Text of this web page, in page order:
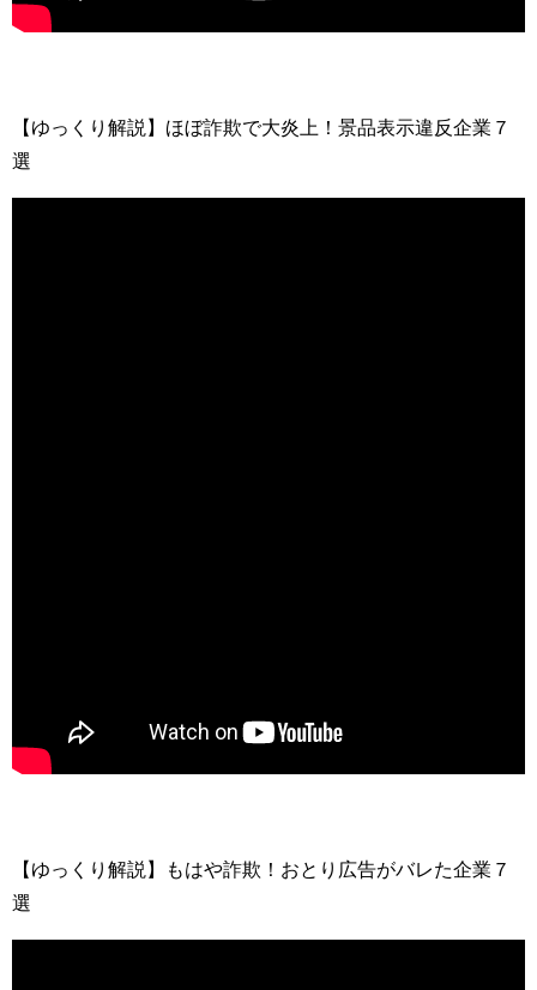
【ゆっくり解説】ほぼ詐欺で大炎上！景品表示違反企業７
選
【ゆっくり解説】もはや詐欺！おとり広告がバレた企業７
選